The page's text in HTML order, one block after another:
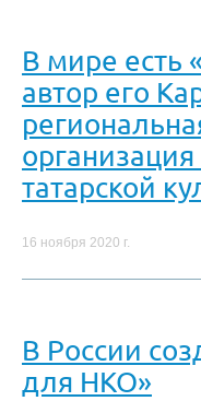
В мире есть
автор его
татарской
16 ноября 2020 г.
В России
для НКО»